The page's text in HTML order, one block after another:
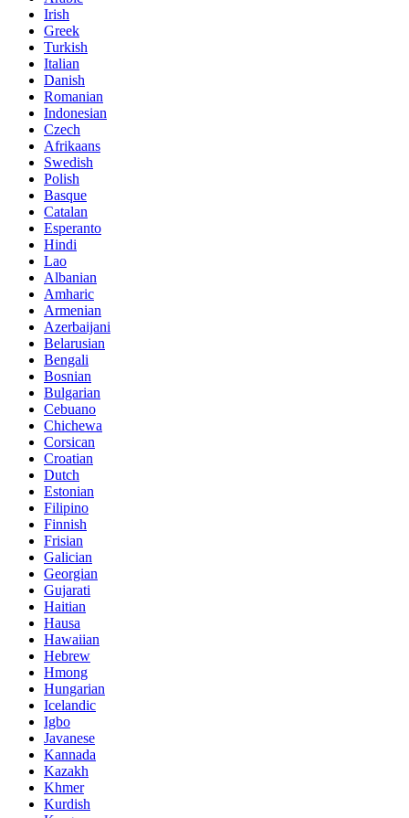
Irish
Greek
Turkish
Italian
Danish
Romanian
Indonesian
Czech
Afrikaans
Swedish
Polish
Basque
Catalan
Esperanto
Hindi
Lao
Albanian
Amharic
Armenian
Azerbaijani
Belarusian
Bengali
Bosnian
Bulgarian
Cebuano
Chichewa
Corsican
Croatian
Dutch
Estonian
Filipino
Finnish
Frisian
Galician
Georgian
Gujarati
Haitian
Hausa
Hawaiian
Hebrew
Hmong
Hungarian
Icelandic
Igbo
Javanese
Kannada
Kazakh
Khmer
Kurdish